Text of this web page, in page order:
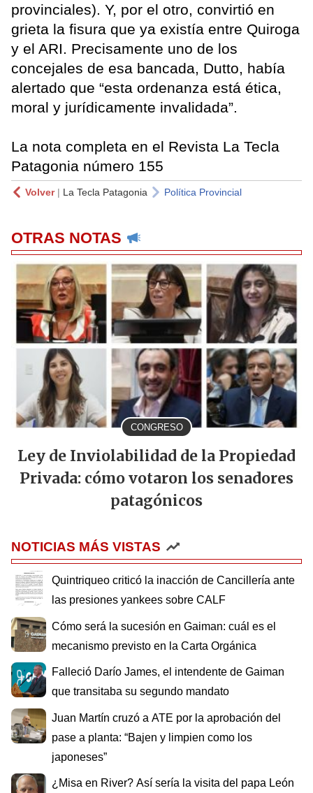
provinciales). Y, por el otro, convirtió en
grieta la fisura que ya existía entre Quiroga
y el ARI. Precisamente uno de los
concejales de esa bancada, Dutto, había
alertado que “esta ordenanza está ética,
moral y jurídicamente invalidada”.
La nota completa en el Revista La Tecla
Patagonia número 155
Volver| La Tecla Patagonia Política Provincial
OTRAS NOTAS
CONGRESO
Ley de Inviolabilidad de la Propiedad
Privada: cómo votaron los senadores
patagónicos
NOTICIAS MÁS VISTAS
Quintriqueo criticó la inacción de Cancillería ante
las presiones yankees sobre CALF
Cómo será la sucesión en Gaiman: cuál es el
mecanismo previsto en la Carta Orgánica
Falleció Darío James, el intendente de Gaiman
que transitaba su segundo mandato
Juan Martín cruzó a ATE por la aprobación del
pase a planta: “Bajen y limpien como los
japoneses”
¿Misa en River? Así sería la visita del papa León